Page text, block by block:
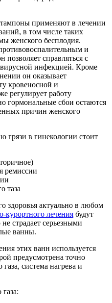
применяют в лечении
в том числе таких
женского бесплодия.
и
справляться с
инфекцией. Кроме
он оказывает
кровеносной и
регулирует работу
гормональные сбои остаются
причин женского
грязи в гинекологии стоит
ремиссии
таза
здоровья актуально в любом
курортного лечения будут
страдает серьезными
ванны.
этих ванн используется
предусмотрена точно
газа, система нагрева и